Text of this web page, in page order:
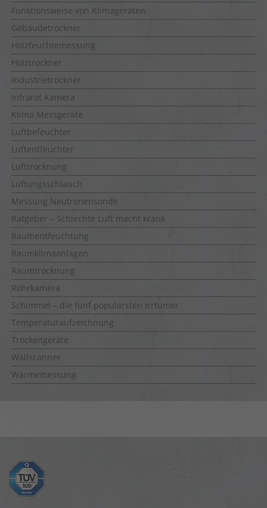
Funktionsweise von Klimageräten
Gebäudetrockner
Holzfeuchtemessung
Holztrockner
Industrietrockner
Infrarot Kamera
Klima Messgeräte
Luftbefeuchter
Luftentfeuchter
Lufttrocknung
Lüftungsschlauch
Messung Neutronensonde
Ratgeber – Schlechte Luft macht krank
Raumentfeuchtung
Raumklimaanlagen
Raumtrocknung
Rohrkamera
Schimmel – die fünf populärsten Irrtümer
Temperaturaufzeichnung
Trockengeräte
Wallscanner
Wärmemessung